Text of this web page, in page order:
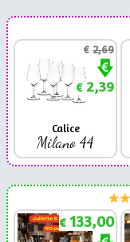
€2,69
€2,39
Calice
Milano 44
€ 133,00